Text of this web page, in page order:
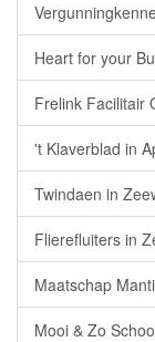
Heart for your
Frelink Facilitair
't Klaverblad in
Twindaen in
Flierefluiters in
Maatschap
Mooi & Zo